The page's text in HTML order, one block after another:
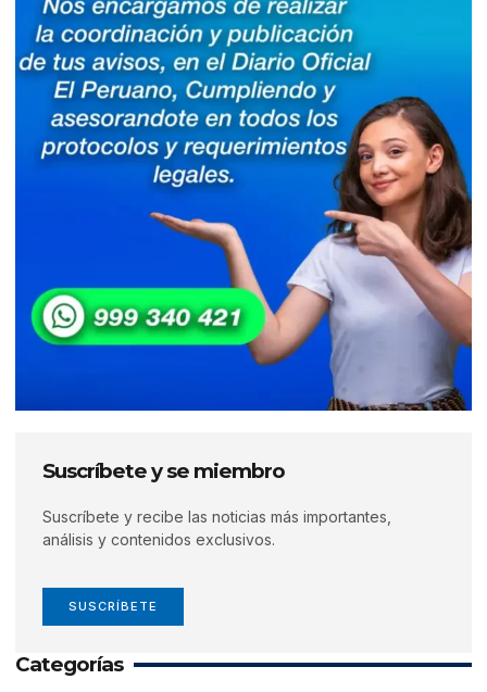
Suscríbete y se miembro
Suscríbete y recibe las noticias más importantes,
análisis y contenidos exclusivos.
SUSCRÍBETE
Categorías